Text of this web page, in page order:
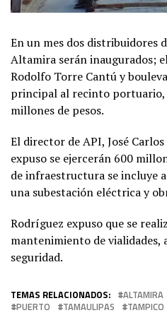
En un mes dos distribuidores
Altamira serán inaugurados;
Rodolfo Torre Cantú y
principal al recinto portuario,
millones de pesos.
El director de API, José
expuso se ejercerán 600
de infraestructura se incluye
una subestación eléctrica y
Rodríguez expuso que se
mantenimiento de vialidades,
seguridad.
TEMAS RELACIONADOS: ALTAMIRA
PUERTO
TAMAULIPAS TAMPICO